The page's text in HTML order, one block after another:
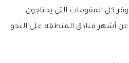
كل المقومات التي يحتاجون
عن أشهر فنادق المنطقة على النحو